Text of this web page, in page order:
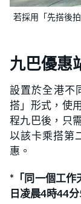
若採用「先搭後
九巴優惠
設置於全港不
搭」形式，使
程九巴後，只
以該卡乘搭第
惠。
*「同一個工作
日凌晨4時44